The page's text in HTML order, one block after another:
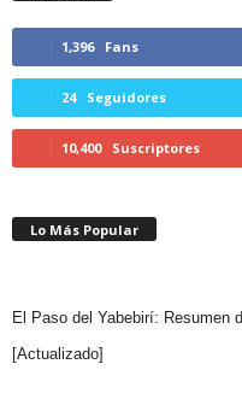
1,396 Fans
24 Seguidores
10,400 Suscriptores
Lo Más Popular
El Paso del Yabebirí: Resumen
[Actualizado]